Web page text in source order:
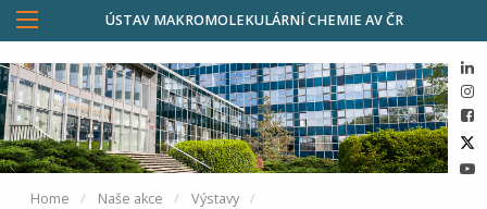
ÚSTAV MAKROMOLEKULÁRNÍ CHEMIE AV ČR
Home Naše akce
Výstavy